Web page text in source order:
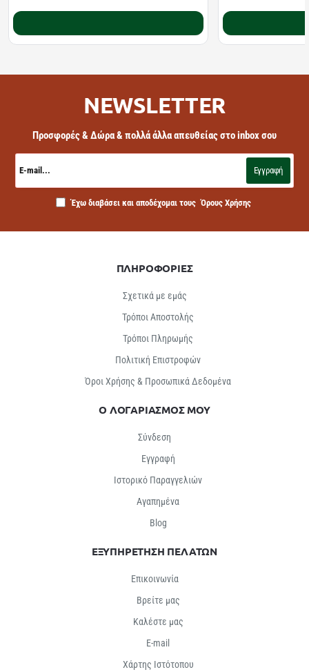
NEWSLETTER
Προσφορές & Δώρα & πολλά άλλα απευθείας στο inbox σου
E-
mail...
Εγγραφή
Έχω διαβάσει και αποδέχομαι τους Όρους Χρήσης
ΠΛΗΡΟΦΟΡΙΕΣ
Σχετικά με εμάς
Τρόποι Αποστολής
Τρόποι Πληρωμής
Πολιτική Επιστροφών
Όροι Χρήσης & Προσωπικά Δεδομένα
Ο ΛΟΓΑΡΙΑΣΜΟΣ ΜΟΥ
Σύνδεση
Εγγραφή
Ιστορικό Παραγγελιών
Αγαπημένα
Βlog
ΕΞΥΠΗΡΕΤΗΣΗ ΠΕΛΑΤΩΝ
Επικοινωνία
Βρείτε μας
Καλέστε μας
E-mail
Χάρτης Ιστότοπου